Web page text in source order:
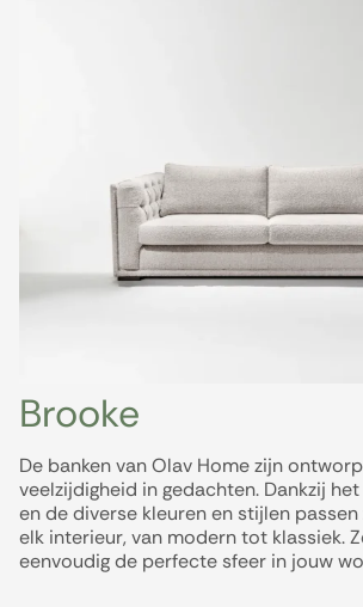
Brooke
De banken van Olav Home zijn
veelzijdigheid in gedachten. Dankzij
en de diverse kleuren en stijlen
elk interieur, van modern tot klassiek.
eenvoudig de perfecte sfeer in jouw